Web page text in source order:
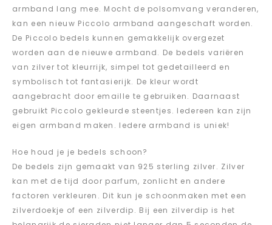
armband lang mee. Mocht de polsomvang veranderen,
kan een nieuw Piccolo armband aangeschaft worden.
De Piccolo bedels kunnen gemakkelijk overgezet
worden aan de nieuwe armband. De bedels variëren
van zilver tot kleurrijk, simpel tot gedetailleerd en
symbolisch tot fantasierijk. De kleur wordt
aangebracht door emaille te gebruiken. Daarnaast
gebruikt Piccolo gekleurde steentjes. Iedereen kan zijn
eigen armband maken. Iedere armband is uniek!
Hoe houd je je bedels schoon?
De bedels zijn gemaakt van 925 sterling zilver. Zilver
kan met de tijd door parfum, zonlicht en andere
factoren verkleuren. Dit kun je schoonmaken met een
zilverdoekje of een zilverdip. Bij een zilverdip is het